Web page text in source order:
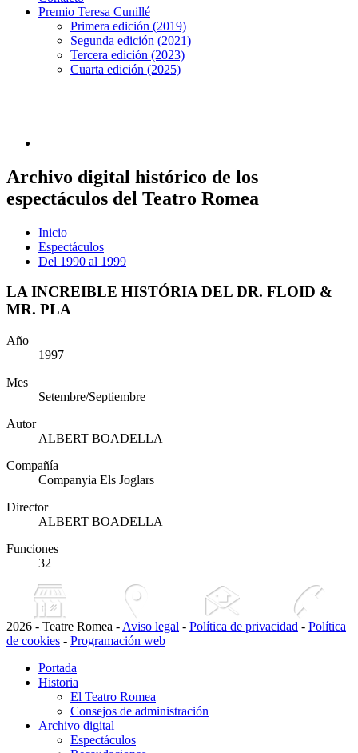
Premio Teresa Cunillé
Primera edición (2019)
Segunda edición (2021)
Tercera edición (2023)
Cuarta edición (2025)
Archivo digital histórico de los
espectáculos del Teatro Romea
Inicio
Espectáculos
Del 1990 al 1999
LA INCREIBLE HISTÓRIA DEL DR. FLOID &
MR. PLA
Año
1997
Mes
Setembre/Septiembre
Autor
ALBERT BOADELLA
Compañía
Companyia Els Joglars
Director
ALBERT BOADELLA
Funciones
32
2026 - Teatre Romea - Aviso legal - Política de privacidad - Política
de cookies - Programación web
Portada
Historia
El Teatro Romea
Consejos de administración
Archivo digital
Espectáculos